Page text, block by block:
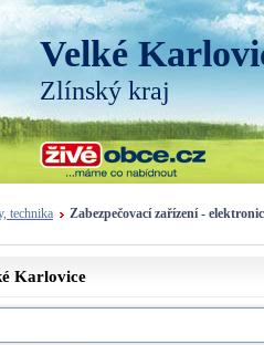
Velké
Zlínský kraj
technika
Zabezpečovací zařízení -
Karlovice